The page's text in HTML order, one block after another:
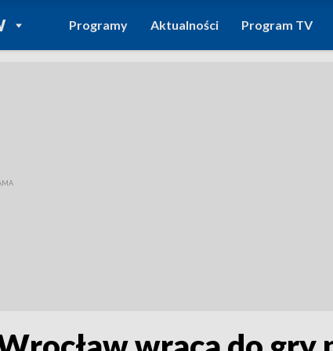
DO
Programy Aktualności Program TV